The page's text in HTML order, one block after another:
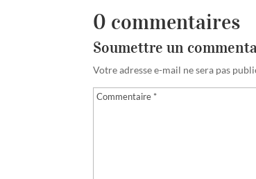
0 commentaires
Soumettre un
Votre adresse e-mail ne sera pas